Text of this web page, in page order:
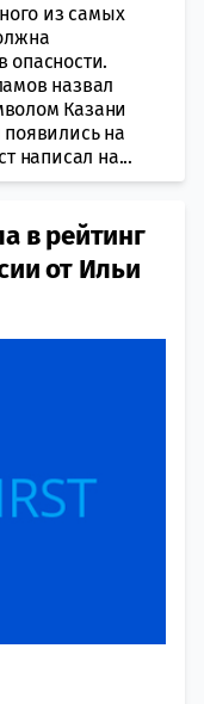
из самых
опасности.
назвал
Казани
на
написал на...
в рейтинг
от Ильи